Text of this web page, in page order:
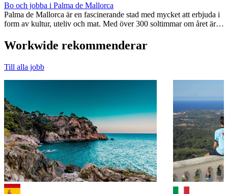
Bo och jobba i Palma de Mallorca
Palma de Mallorca är en fascinerande stad med mycket att erbjuda i
form av kultur, uteliv och mat. Med över 300 soltimmar om året är
Workwide rekommenderar
Till alla jobb